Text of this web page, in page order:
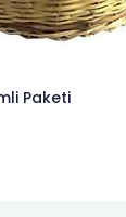
Paketi